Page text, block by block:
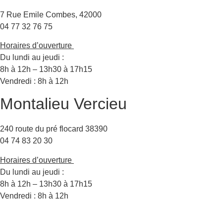
7 Rue Emile Combes, 42000
04 77 32 76 75
Horaires d’ouverture
Du lundi au jeudi :
8h à 12h – 13h30 à 17h15
Vendredi : 8h à 12h
Montalieu Vercieu
240 route du pré flocard 38390
04 74 83 20 30
Horaires d’ouverture
Du lundi au jeudi :
8h à 12h – 13h30 à 17h15
Vendredi : 8h à 12h